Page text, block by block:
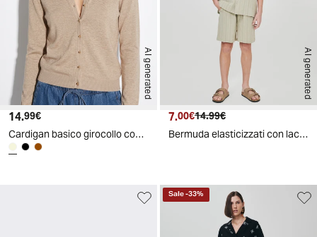
AI generated
Prezzo attuale
14.99€
Cardigan basico girocollo con bottoni - Beige grano
AI generated
Prezzo attuale
7.00€ Prezzo originale
14.99€
Bermuda elasticizzati con lacci e tasche - Verde
Sale-33%